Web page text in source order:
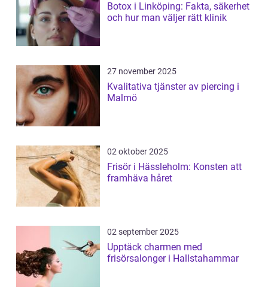
Botox i Linköping: Fakta, säkerhet
och hur man väljer rätt klinik
27 november 2025
Kvalitativa tjänster av piercing i
Malmö
02 oktober 2025
Frisör i Hässleholm: Konsten att
framhäva håret
02 september 2025
Upptäck charmen med
frisörsalonger i Hallstahammar